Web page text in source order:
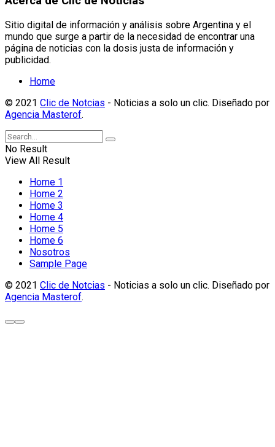
Sitio digital de información y análisis sobre Argentina y el
mundo que surge a partir de la necesidad de encontrar una
página de noticias con la dosis justa de información y
publicidad.
Home
© 2021 Clic de Notcias - Noticias a solo un clic. Diseñado por
Agencia Masterof.
No Result
View All Result
Home 1
Home 2
Home 3
Home 4
Home 5
Home 6
Nosotros
Sample Page
© 2021 Clic de Notcias - Noticias a solo un clic. Diseñado por
Agencia Masterof.